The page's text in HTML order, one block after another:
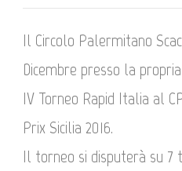
Il Circolo Palermitano
Dicembre presso la
IV Torneo Rapid Italia al
Prix Sicilia 2016.
Il torneo si disputerà su 7